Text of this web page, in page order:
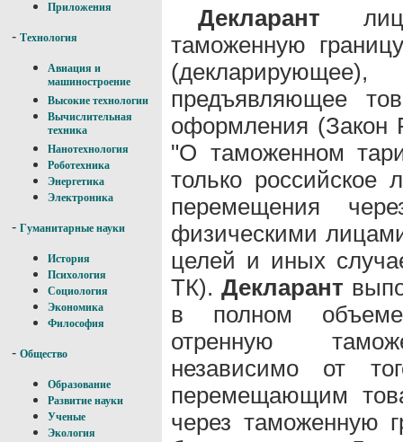
Приложения
- Технология
Авиация и
машиностроение
Высокие технологии
Вычислительная
техника
Нанотехнология
Роботехника
Энергетика
Электроника
- Гуманитарные науки
История
Психология
Социология
Экономика
Философия
- Общество
Образование
Развитие науки
Ученые
Экология
Декларант
таможенную
предъявляющее
оформления
"О таможенном
только российское
перемещения
физическими
целей и иных
ТК). Декларант
в полном объеме
отренную
независимо от
перемещающим
через таможенную